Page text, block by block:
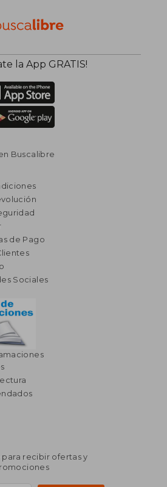
la App GRATIS!
Buscalibre
de Pago
Sociales
recibir ofertas y